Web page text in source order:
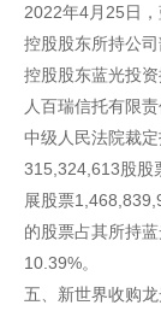
2022年4月25日
控股股东所持公
控股股东蓝光投
人百瑞信托有限
中级人民法院裁
315,324,613股股
展股票
的股票占其所持
10.39%。
五、新世界收购